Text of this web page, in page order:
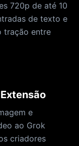
720p de até 10
de texto e
tração entre
e
ao Grok
criadores